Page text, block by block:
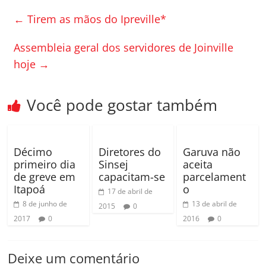
e
o
o
er p
til
← Tirem as mãos do Ipreville*
Assembleia geral dos servidores de Joinville
hoje →
Você pode gostar também
Décimo
primeiro dia
de greve em
Itapoá
8 de junho de
2017
0
Diretores do
Sinsej
capacitam-se
17 de abril de
2015
0
Garuva não
aceita
parcelament
o
13 de abril de
2016
0
Deixe um comentário